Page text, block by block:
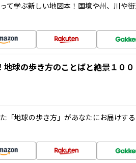
て学ぶ新しい地図本！国境や州、川や
球の歩き方のことばと絶景１００
「地球の歩き方」があなたにお届けす